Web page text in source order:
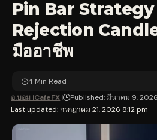
Pin Bar Strategy
Rejection
มืออาชีพ
Last updated: กรกฎาคม 21, 2026 8:12 pm
อ.บอม iCafeFX Published: มีนาคม 9, 2026
4 Min Read